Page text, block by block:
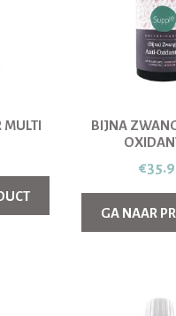
BIJNA
€
GA NAAR